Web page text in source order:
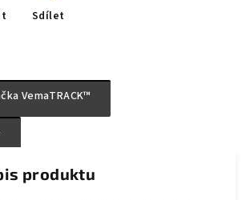
Sdílet
VemaTRACK™
produktu